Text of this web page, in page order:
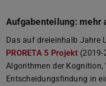
Aufgabenteilung: mehr
Das auf dreieinhalb Jahre
PRORETA 5 Projekt
Algorithmen der Kognition,
Entscheidungsfindung in